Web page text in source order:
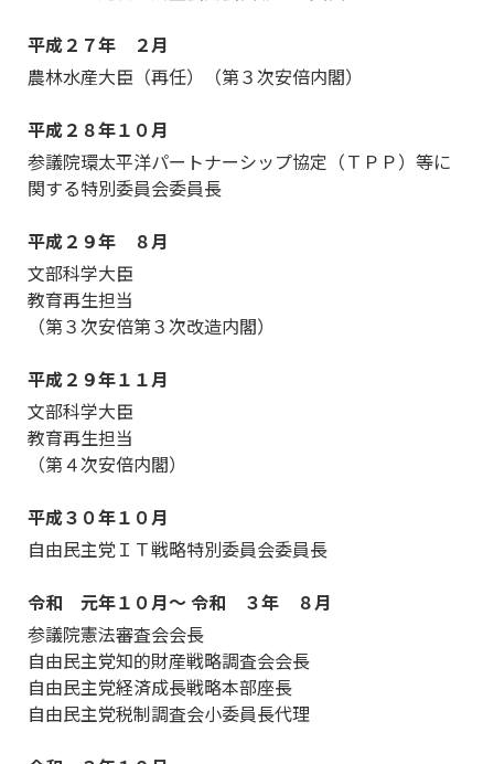
平成２７年 ２月
農林水産大臣（再任）（第３次安倍内閣）
平成２８年１０月
参議院環太平洋パートナーシップ協定（ＴＰＰ）等に
関する特別委員会委員長
平成２９年 ８月
文部科学大臣
教育再生担当
（第３次安倍第３次改造内閣）
平成２９年１１月
文部科学大臣
教育再生担当
（第４次安倍内閣）
平成３０年１０月
自由民主党ＩＴ戦略特別委員会委員長
令和 元年１０月～令和 ３年 ８月
参議院憲法審査会会長
自由民主党知的財産戦略調査会会長
自由民主党経済成長戦略本部座長
自由民主党税制調査会小委員長代理